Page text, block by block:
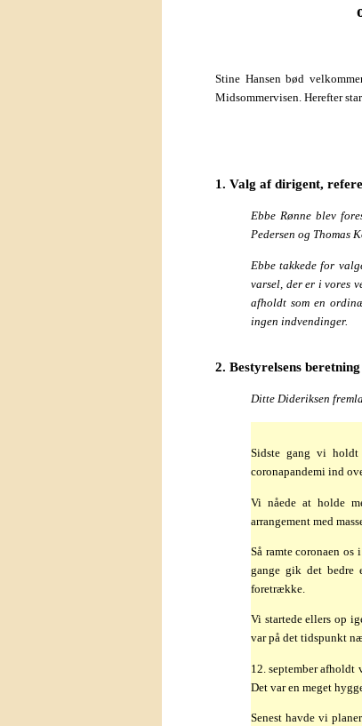
Stine Hansen bød
Midsommervisen. Herefter
1. Valg af dirigent,
Ebbe Rønne blev
Pedersen og Thomas
Ebbe takkede for
varsel, der er i vores
afholdt som en
ingen indvendinger.
2. Bestyrelsens beretning
Ditte Dideriksen
Sidste gang vi holdt
coronapandemi ind
Vi nåede at holde
arrangement med
Så ramte coronaen
gange gik det bedre
foretrække.
Vi startede ellers op
var på det tidspunkt
12. september afholdt
Det var en meget
Senest havde vi